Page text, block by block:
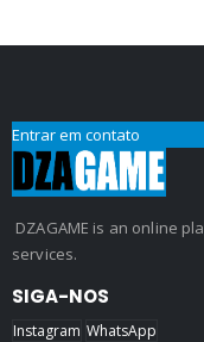
Entrar em contato
DZAGAME is an online
services.
SIGA-NOS
Instagram WhatsApp